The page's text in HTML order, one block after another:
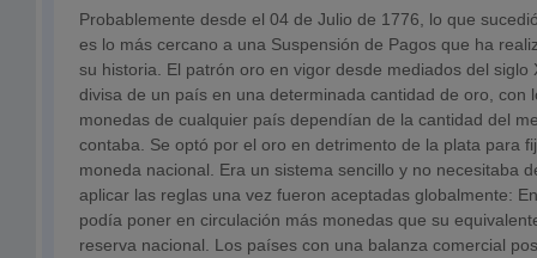
Probablemente desde el 04 de Julio de 1776, lo que
es lo más cercano a una Suspensión de Pagos que ha
su historia. El patrón oro en vigor desde mediados del siglo
divisa de un país en una determinada cantidad de oro, con
monedas de cualquier país dependían de la cantidad del
contaba. Se optó por el oro en detrimento de la plata para
moneda nacional. Era un sistema sencillo y no necesitaba
aplicar las reglas una vez fueron aceptadas globalmente:
podía poner en circulación más monedas que su
reserva nacional. Los países con una balanza comercial